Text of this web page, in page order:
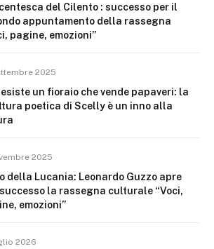
del Cilento : successo per il
appuntamento della rassegna
pagine, emozioni”
2025
esiste un fioraio che vende papaveri: la
poetica di Scelly è un inno alla
2025
della Lucania: Leonardo Guzzo apre
la rassegna culturale “Voci,
emozioni”
2026